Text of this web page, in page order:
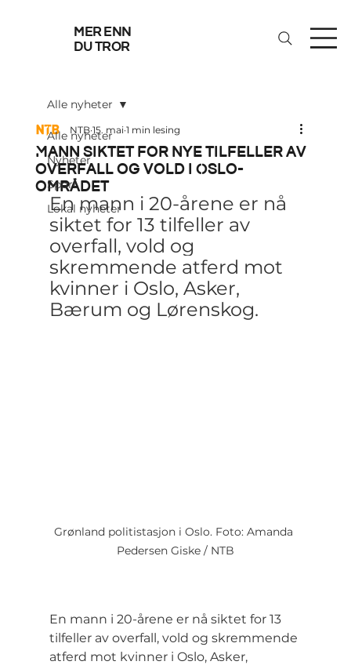
mer enn
du tror
Alle nyheter
Nyheter
Sport
Lokal nyheter
Alle nyheter
Mann siktet for nye tilfeller av
overfall og vold i Oslo-
området
NTB 15. mai 1 min lesing
En mann i 20-årene er nå
siktet for 13 tilfeller av
overfall, vold og
skremmende atferd mot
kvinner i Oslo, Asker,
Bærum og Lørenskog.
Grønland politistasjon i Oslo. Foto: Amanda
Pedersen Giske / NTB
En mann i 20-årene er nå siktet for 13
tilfeller av overfall, vold og skremmende
atferd mot kvinner i Oslo, Asker,